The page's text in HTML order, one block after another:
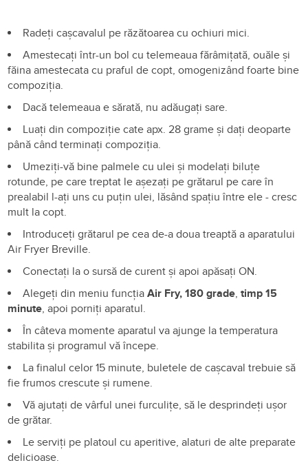
Radeți cașcavalul pe răzătoarea cu ochiuri mici.
Amestecați într-un bol cu telemeaua fărâmițată, ouăle și
făina amestecata cu praful de copt, omogenizând foarte bine
compoziția.
Dacă telemeaua e sărată, nu adăugați sare.
Luați din compoziție cate apx. 28 grame și dați deoparte
până când terminați compoziția.
Umeziți-vă bine palmele cu ulei și modelați biluțe
rotunde, pe care treptat le așezați pe grătarul pe care în
prealabil l-ați uns cu puțin ulei, lăsând spațiu între ele - cresc
mult la copt.
Introduceți grătarul pe cea de-a doua treaptă a aparatului
Air Fryer Breville.
Conectați la o sursă de curent și apoi apăsați ON.
Alegeți din meniu funcția Air Fry, 180 grade, timp 15
minute, apoi porniți aparatul.
În câteva momente aparatul va ajunge la temperatura
stabilita și programul vă începe.
La finalul celor 15 minute, buletele de cașcaval trebuie să
fie frumos crescute și rumene.
Vă ajutați de vârful unei furculițe, să le desprindeți ușor
de grătar.
Le serviți pe platoul cu aperitive, alaturi de alte preparate
delicioase.